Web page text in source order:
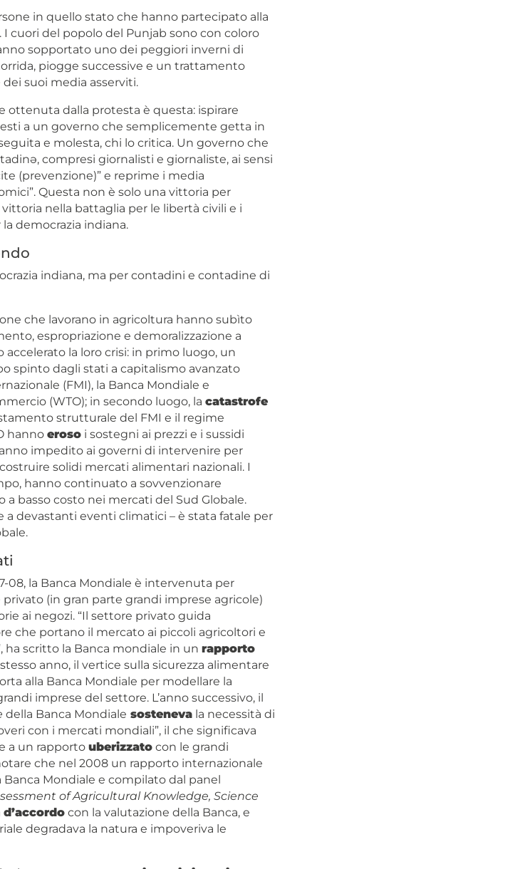
in quello stato che hanno partecipato alla
I cuori del popolo del Punjab sono con coloro
sopportato uno dei peggiori inverni di
piogge successive e un trattamento
suoi media asserviti.
ottenuta dalla protesta è questa: ispirare
a un governo che semplicemente getta in
e molesta, chi lo critica. Un governo che
compresi giornalisti e giornaliste, ai sensi
(prevenzione)” e reprime i media
Questa non è solo una vittoria per
nella battaglia per le libertà civili e i
democrazia indiana.
indiana, ma per contadini e contadine di
che lavorano in agricoltura hanno subìto
espropriazione e demoralizzazione a
accelerato la loro crisi: in primo luogo, un
spinto dagli stati a capitalismo avanzato
(FMI), la Banca Mondiale e
(WTO); in secondo luogo, la catastrofe
strutturale del FMI e il regime
hanno erosoi sostegni ai prezzi e i sussidi
impedito ai governi di intervenire per
solidi mercati alimentari nazionali. I
hanno continuato a sovvenzionare
a basso costo nei mercati del Sud Globale.
devastanti eventi climatici – è stata fatale per
08, la Banca Mondiale è intervenuta per
(in gran parte grandi imprese agricole)
ai negozi. “Il settore privato guida
che portano il mercato ai piccoli agricoltori e
ha scritto la Banca mondiale in un rapporto
anno, il vertice sulla sicurezza alimentare
alla Banca Mondiale per modellare la
imprese del settore. L’anno successivo, il
della Banca Mondiale sostenevala necessità di
con i mercati mondiali”, il che significava
a un rapporto uberizzatocon le grandi
che nel 2008 un rapporto internazionale
Mondiale e compilato dal panel
of Agricultural Knowledge, Science
d’accordocon la valutazione della Banca, e
degradava la natura e impoveriva le